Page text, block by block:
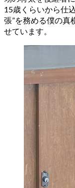
15歳くらいから仕
張”を務める僕の真
せています。